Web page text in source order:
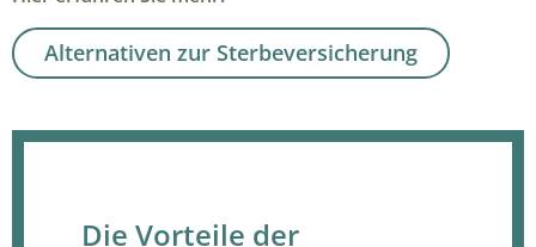
Alternativen zur Sterbeversicherung
Die Vorteile der